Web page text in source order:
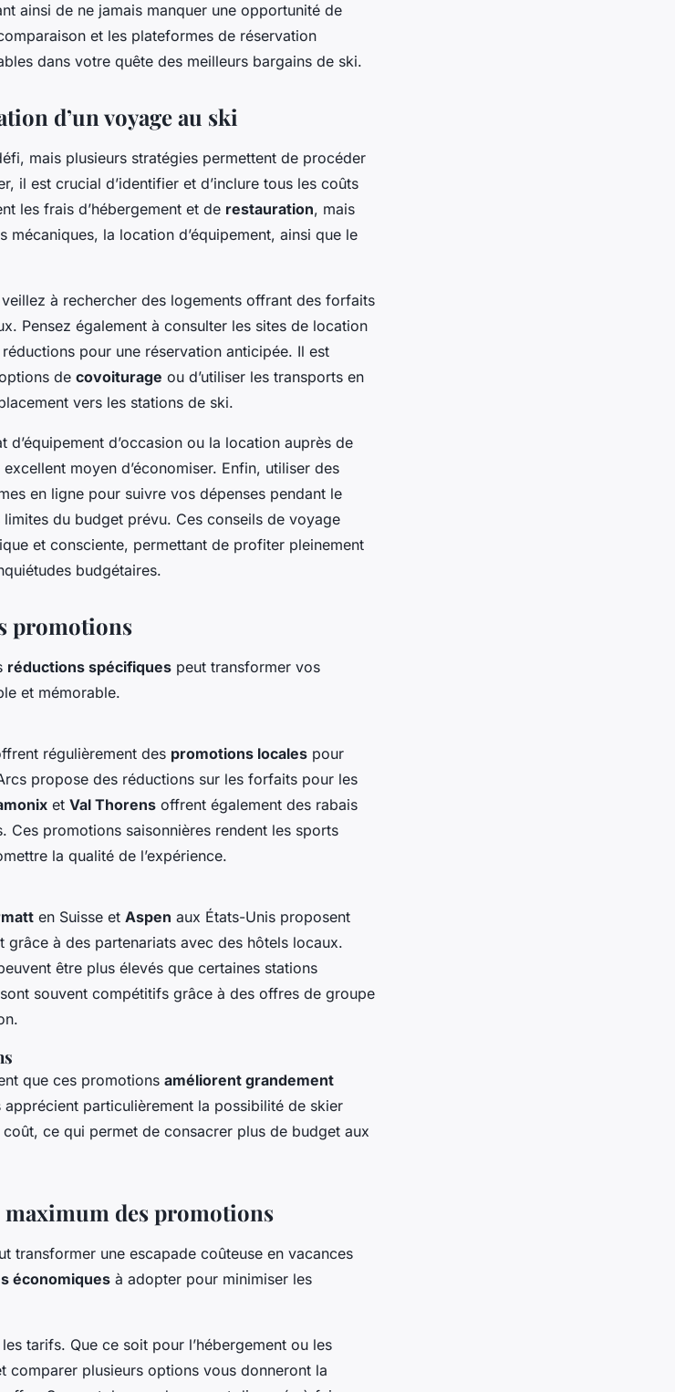
ainsi de ne jamais manquer une opportunité de
et les plateformes de réservation
dans votre quête des meilleurs bargains de ski.
d’un voyage au ski
mais plusieurs stratégies permettent de procéder
il est crucial d’identifier et d’inclure tous les coûts
les frais d’hébergement et de restauration, mais
mécaniques, la location d’équipement, ainsi que le
à rechercher des logements offrant des forfaits
Pensez également à consulter les sites de location
pour une réservation anticipée. Il est
de covoiturage ou d’utiliser les transports en
vers les stations de ski.
d’équipement d’occasion ou la location auprès de
moyen d’économiser. Enfin, utiliser des
en ligne pour suivre vos dépenses pendant le
du budget prévu. Ces conseils de voyage
et consciente, permettant de profiter pleinement
budgétaires.
promotions
réductions spécifiques peut transformer vos
et mémorable.
régulièrement des promotions locales pour
propose des réductions sur les forfaits pour les
et Val Thorens offrent également des rabais
Ces promotions saisonnières rendent les sports
la qualité de l’expérience.
en Suisse et Aspen aux États-Unis proposent
grâce à des partenariats avec des hôtels locaux.
être plus élevés que certaines stations
souvent compétitifs grâce à des offres de groupe
que ces promotions améliorent grandement
apprécient particulièrement la possibilité de skier
ce qui permet de consacrer plus de budget aux
des promotions
transformer une escapade coûteuse en vacances
économiques à adopter pour minimiser les
tarifs. Que ce soit pour l’hébergement ou les
comparer plusieurs options vous donneront la